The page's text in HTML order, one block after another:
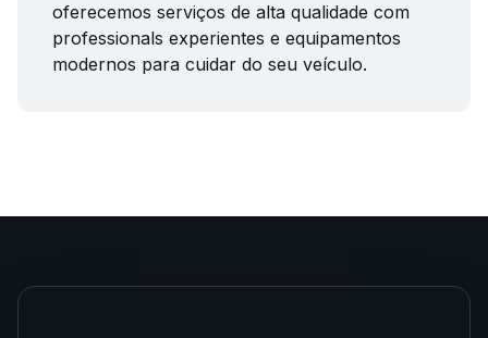
oferecemos serviços de alta qualidade com
professionals experientes e equipamentos
modernos para cuidar do seu veículo.